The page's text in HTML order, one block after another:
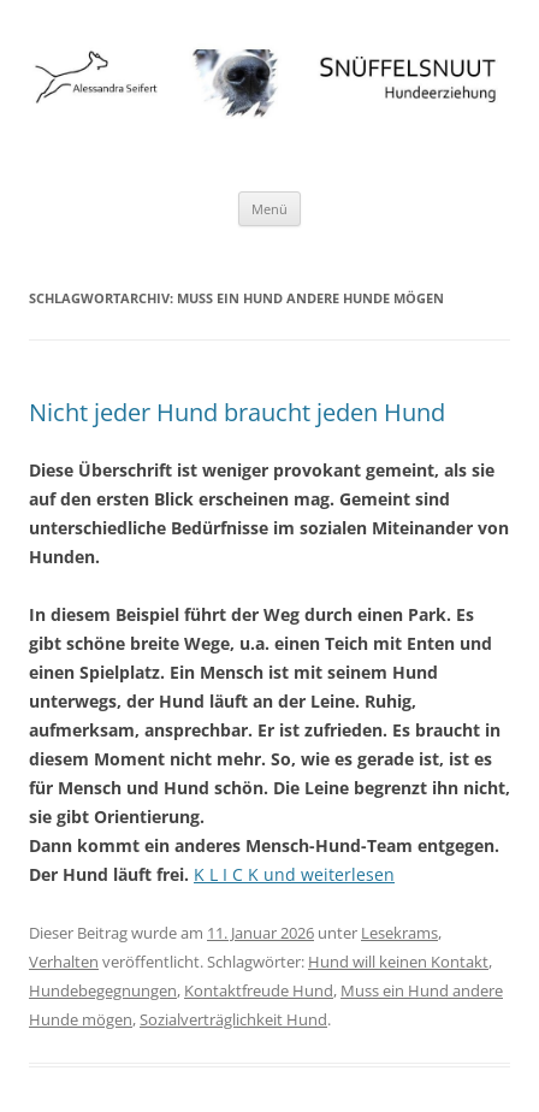
Menü
SCHLAGWORTARCHIV: MUSS EIN HUND ANDERE HUNDE MÖGEN
Nicht jeder Hund braucht jeden Hund
Diese Überschrift ist weniger provokant gemeint, als sie
auf den ersten Blick erscheinen mag. Gemeint sind
unterschiedliche Bedürfnisse im sozialen Miteinander von
Hunden.
In diesem Beispiel führt der Weg durch einen Park. Es
gibt schöne breite Wege, u.a. einen Teich mit Enten und
einen Spielplatz. Ein Mensch ist mit seinem Hund
unterwegs, der Hund läuft an der Leine. Ruhig,
aufmerksam, ansprechbar. Er ist zufrieden. Es braucht in
diesem Moment nicht mehr. So, wie es gerade ist, ist es
für Mensch und Hund schön. Die Leine begrenzt ihn nicht,
sie gibt Orientierung.
Dann kommt ein anderes Mensch-Hund-Team entgegen.
Der Hund läuft frei. K L I C K und weiterlesen
Dieser Beitrag wurde am 11. Januar 2026 unter Lesekrams,
Verhalten veröffentlicht. Schlagwörter: Hund will keinen Kontakt,
Hundebegegnungen, Kontaktfreude Hund, Muss ein Hund andere
Hunde mögen, Sozialverträglichkeit Hund.